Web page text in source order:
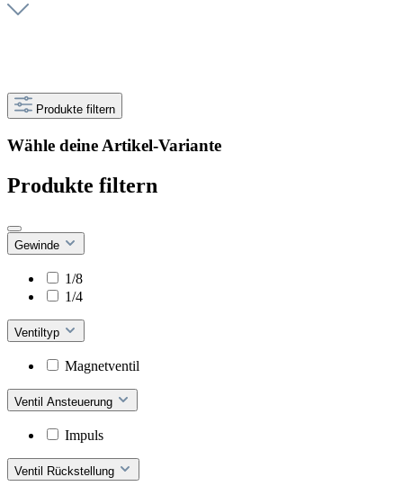
Produkte filtern
Wähle deine Artikel-Variante
Produkte filtern
Gewinde
1/8
1/4
Ventiltyp
Magnetventil
Ventil Ansteuerung
Impuls
Ventil Rückstellung